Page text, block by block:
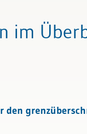
im